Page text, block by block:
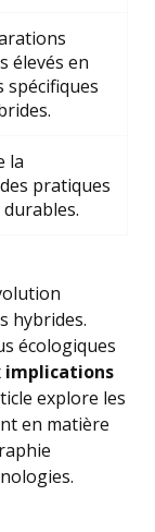
élevés en
spécifiques
la
pratiques
durables.
hybrides.
écologiques
implications
explore les
en matière